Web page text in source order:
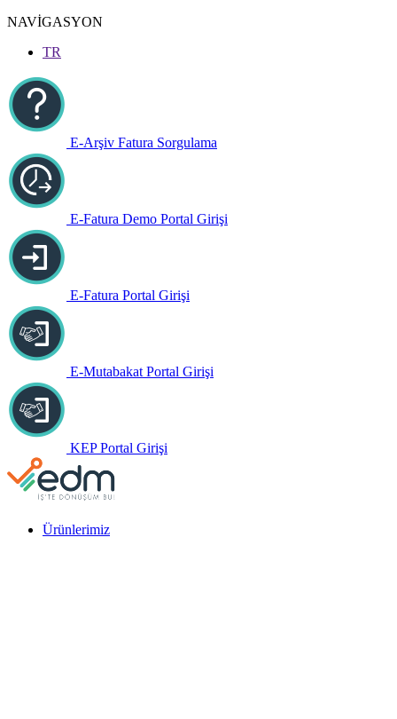
NAVİGASYON
TR
E-Arşiv Fatura Sorgulama
E-Fatura Demo Portal Girişi
E-Fatura Portal Girişi
E-Mutabakat Portal Girişi
KEP Portal Girişi
Ürünlerimiz